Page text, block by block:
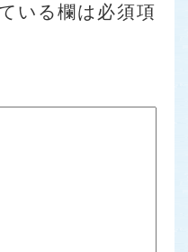
いる欄は必須項